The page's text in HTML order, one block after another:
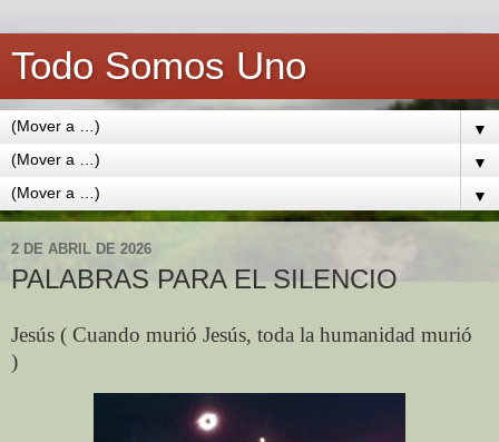
Todo Somos Uno
▼
▼
▼
2 DE ABRIL DE 2026
PALABRAS PARA EL SILENCIO
Jesús ( Cuando murió Jesús, toda la humanidad murió
)